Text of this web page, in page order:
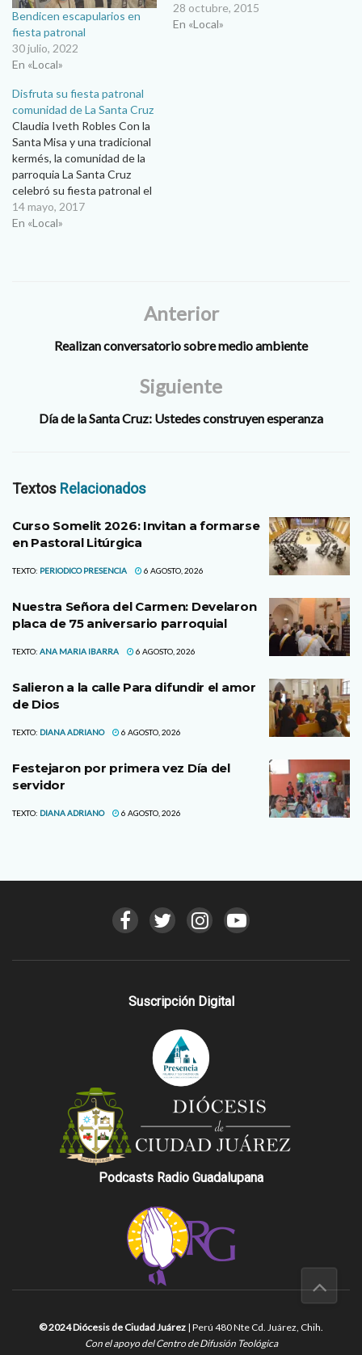
Bendicen escapularios en
fiesta patronal
30 julio, 2022
En «Local»
28 octubre, 2015
En «Local»
Disfruta su fiesta patronal
comunidad de La Santa Cruz
Claudia Iveth Robles Con la
Santa Misa y una tradicional
kermés, la comunidad de la
parroquia La Santa Cruz
celebró su fiesta patronal el
pasado domingo 7 de mayo,
con la guía de su párroco, el
14 mayo, 2017
En «Local»
Anterior
Realizan conversatorio sobre medio ambiente
Siguiente
Día de la Santa Cruz: Ustedes construyen esperanza
Textos Relacionados
Curso Somelit 2026: Invitan a formarse
en Pastoral Litúrgica
TEXTO: PERIODICO PRESENCIA 6 AGOSTO, 2026
Nuestra Señora del Carmen: Develaron
placa de 75 aniversario parroquial
TEXTO: ANA MARIA IBARRA 6 AGOSTO, 2026
Salieron a la calle Para difundir el amor
de Dios
TEXTO: DIANA ADRIANO 6 AGOSTO, 2026
Festejaron por primera vez Día del
servidor
TEXTO: DIANA ADRIANO 6 AGOSTO, 2026
Suscripción Digital
Podcasts Radio Guadalupana
© 2024 Diócesis de Ciudad Juárez | Perú 480 Nte Cd. Juárez, Chih.
Con el apoyo del Centro de Difusión Teológica